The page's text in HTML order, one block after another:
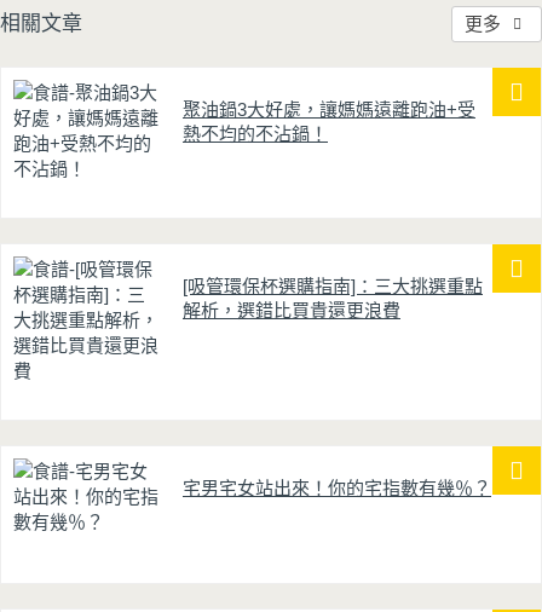
感細緻滑順，入口帶有綠豆天然清香，搭配濃郁奶香，冰冰喝清涼又消
暑，炎炎夏日一定要喝一杯！
相關文章 更多
聚油鍋3大好處，讓媽媽遠離跑油+受
熱不均的不沾鍋！
[吸管環保杯選購指南]：三大挑選重點
解析，選錯比買貴還更浪費
宅男宅女站出來！你的宅指數有幾％？